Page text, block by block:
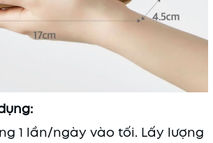
1 lần/ngày vào tối. Lấy lượng